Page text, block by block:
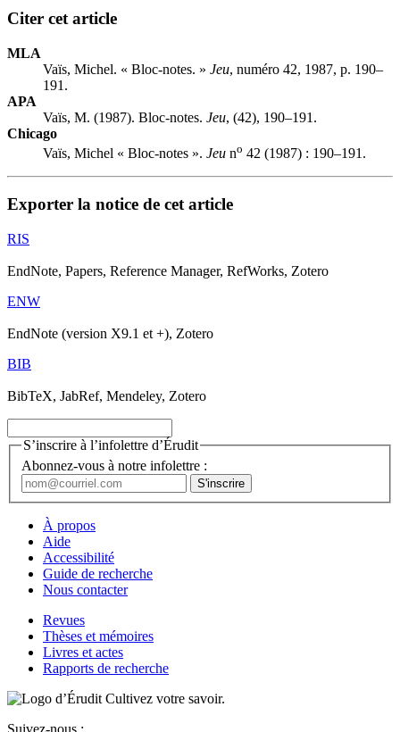
Citer cet article
MLA
Vaïs, Michel. « Bloc-notes. » Jeu, numéro 42, 1987, p. 190–
191.
APA
Vaïs, M. (1987). Bloc-notes. Jeu, (42), 190–191.
Chicago
Vaïs, Michel « Bloc-notes ». Jeu no 42 (1987) : 190–191.
Exporter la notice de cet article
RIS
EndNote, Papers, Reference Manager, RefWorks, Zotero
ENW
EndNote (version X9.1 et +), Zotero
BIB
BibTeX, JabRef, Mendeley, Zotero
S’inscrire à l’infolettre d’Érudit
Abonnez-vous à notre infolettre :
À propos
Aide
Accessibilité
Guide de recherche
Nous contacter
Revues
Thèses et mémoires
Livres et actes
Rapports de recherche
Cultivez votre savoir.